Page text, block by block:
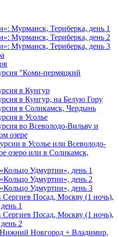
Мурманск, Териберка, день 1
Мурманск, Териберка, день 2
Мурманск, Териберка, день 3
"Коми-пермяцкий
в Кунгур
в Кунгур, на Белую Гору
в Соликамск, Чердынь
в Усолье
во Всеволодо-Вильву и
озере
в Усолье или Всеволодо-
озеро или в Соликамск,
Удмуртии», день 1
Удмуртии», день 2
Удмуртии», день 3
Сергиев Посад, Москву (1 ночь),
1
Сергиев Посад, Москву (1 ночь),
2
Новгород + Владимир,